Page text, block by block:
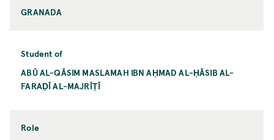
GRANADA
Student of
ABŪ AL-QĀSIM MASLAMAH IBN AḤMAD AL-ḤĀSIB AL-
FARAḌĪ AL-MAJRĪṬĪ
Role